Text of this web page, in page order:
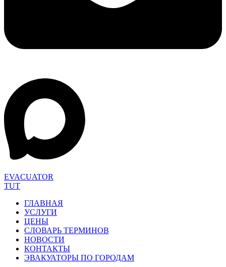
EVACUATOR
TUT
ГЛАВНАЯ
УСЛУГИ
ЦЕНЫ
СЛОВАРЬ ТЕРМИНОВ
НОВОСТИ
КОНТАКТЫ
ЭВАКУАТОРЫ ПО ГОРОДАМ